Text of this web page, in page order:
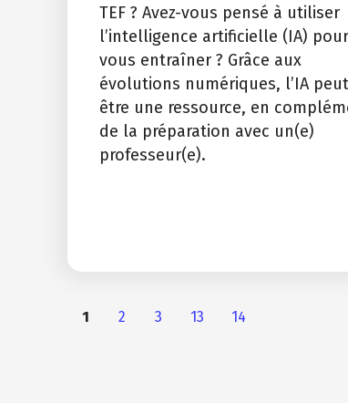
TEF ? Avez-vous pensé à utiliser
l’intelligence artificielle (IA) pour
vous entraîner ? Grâce aux
évolutions numériques, l’IA peut
être une ressource, en
de la préparation avec un(e)
professeur(e).
1 2 3 13 14